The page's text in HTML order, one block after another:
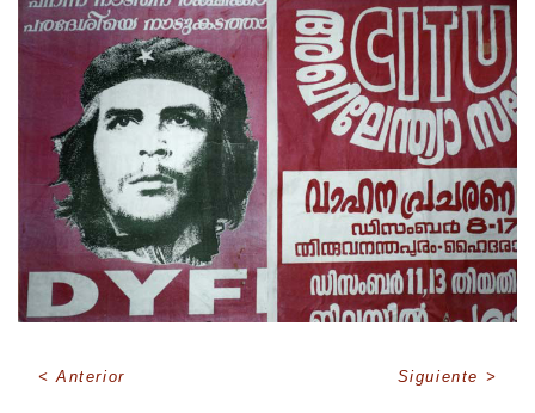
Anterior Siguiente